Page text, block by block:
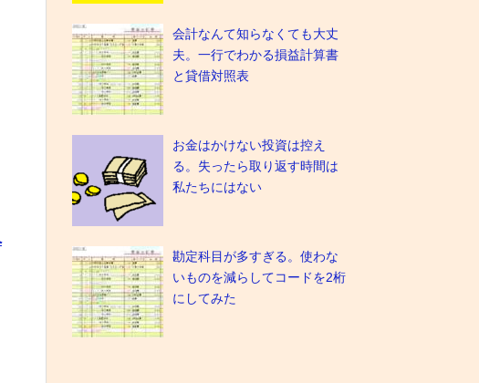
会計なんて知らなくても大丈
夫。一行でわかる損益計算書
と貸借対照表
お金はかけない投資は控え
る。失ったら取り返す時間は
私たちにはない
勘定科目が多すぎる。使わな
いものを減らしてコードを2桁
にしてみた